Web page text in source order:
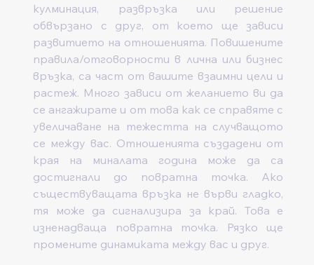
кулминация, развръзка или решение
обвързано с друг, от което ще зависи
развитието на отношенията. Повишените
правила/отговорности в лична или бизнес
връзка, са част от вашите взаимни цели и
растеж. Много зависи от желанието ви да
се ангажирате и от това как се справяте с
увеличаване на тежестта на случващото
се между вас. Отношенията създадени от
края на миналата година може да са
достигнали до повратна точка. Ако
съществуващата връзка не върви гладко,
тя може да сигнализира за край. Това е
изненадваща повратна точка. Рязко ще
промените динамиката между вас и друг.